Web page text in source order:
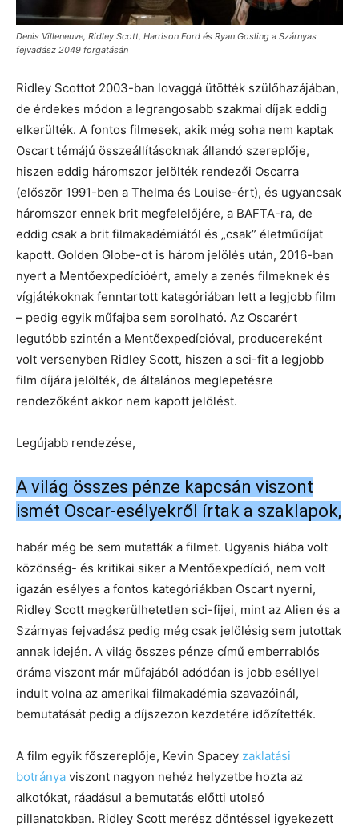
Denis Villeneuve, Ridley Scott, Harrison Ford és Ryan Gosling a Szárnyas
fejvadász 2049 forgatásán
Ridley Scottot 2003-ban lovaggá ütötték szülőhazájában,
de érdekes módon a legrangosabb szakmai díjak eddig
elkerülték. A fontos filmesek, akik még soha nem kaptak
Oscart témájú összeállításoknak állandó szereplője,
hiszen eddig háromszor jelölték rendezői Oscarra
(először 1991-ben a Thelma és Louise-ért), és ugyancsak
háromszor ennek brit megfelelőjére, a BAFTA-ra, de
eddig csak a brit filmakadémiától és „csak” életműdíjat
kapott. Golden Globe-ot is három jelölés után, 2016-ban
nyert a Mentőexpedícióért, amely a zenés filmeknek és
vígjátékoknak fenntartott kategóriában lett a legjobb film
– pedig egyik műfajba sem sorolható. Az Oscarért
legutóbb szintén a Mentőexpedícióval, producereként
volt versenyben Ridley Scott, hiszen a sci-fit a legjobb
film díjára jelölték, de általános meglepetésre
rendezőként akkor nem kapott jelölést.
Legújabb rendezése,
A világ összes pénze kapcsán viszont
ismét Oscar-esélyekről írtak a szaklapok,
habár még be sem mutatták a filmet. Ugyanis hiába volt
közönség- és kritikai siker a Mentőexpedíció, nem volt
igazán esélyes a fontos kategóriákban Oscart nyerni,
Ridley Scott megkerülhetetlen sci-fijei, mint az Alien és a
Szárnyas fejvadász pedig még csak jelölésig sem jutottak
annak idején. A világ összes pénze című emberrablós
dráma viszont már műfajából adódóan is jobb eséllyel
indult volna az amerikai filmakadémia szavazóinál,
bemutatását pedig a díjszezon kezdetére időzítették.
A film egyik főszereplője, Kevin Spacey zaklatási
botránya viszont nagyon nehéz helyzetbe hozta az
alkotókat, ráadásul a bemutatás előtti utolsó
pillanatokban. Ridley Scott merész döntéssel igyekezett